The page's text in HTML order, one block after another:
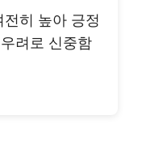
히 높아 긍정
려로 신중함